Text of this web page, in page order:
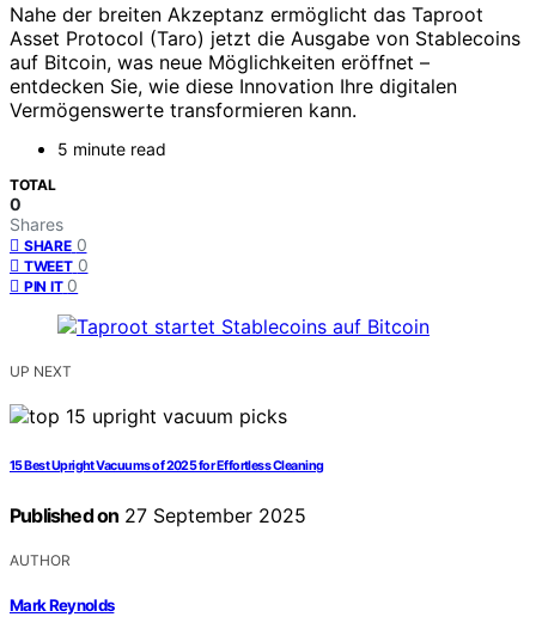
Nahe der breiten Akzeptanz ermöglicht das Taproot
Asset Protocol (Taro) jetzt die Ausgabe von Stablecoins
auf Bitcoin, was neue Möglichkeiten eröffnet –
entdecken Sie, wie diese Innovation Ihre digitalen
Vermögenswerte transformieren kann.
5 minute read
TOTAL
0
Shares
SHARE 0
TWEET 0
PIN IT 0
UP NEXT
15 Best Upright Vacuums of 2025 for Effortless Cleaning
Published on 27 September 2025
AUTHOR
Mark Reynolds